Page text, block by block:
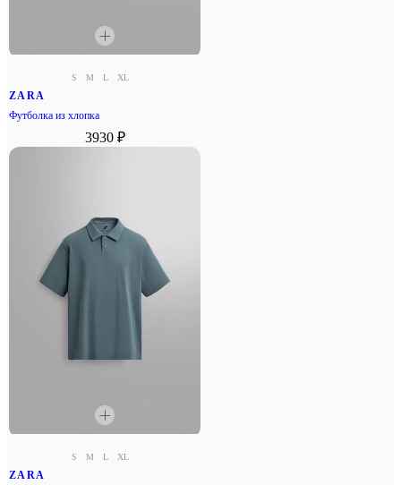
S M L XL
ZARA
Футболка из хлопка
3930 ₽
S M L XL
ZARA